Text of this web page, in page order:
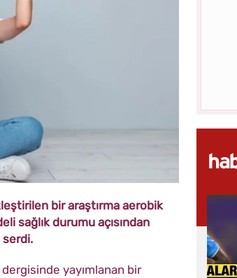
bir araştırma aerobik
sağlık durumu açısından
dergisinde yayımlanan bir